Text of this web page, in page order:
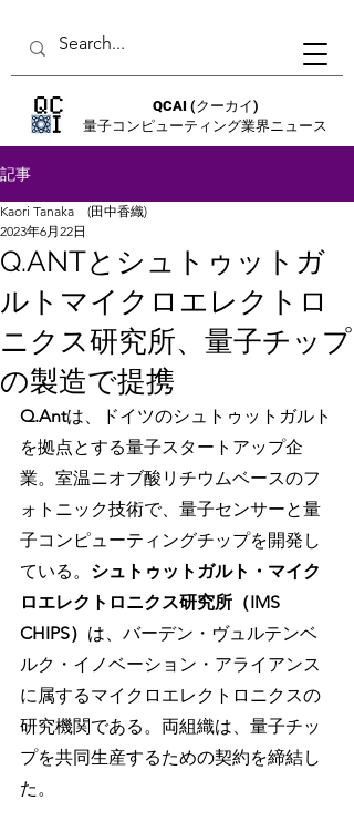
QCAI (クーカイ)
量子コンピューティング業界ニュース
記事
Q.ANTとシュトゥットガ
ルトマイクロエレクトロ
ニクス研究所、量子チップ
の製造で提携
Kaori Tanaka (田中香織)
2023年6月22日
Q.Antは、ドイツのシュトゥットガルト
を拠点とする量子スタートアップ企
業。室温ニオブ酸リチウムベースのフ
ォトニック技術で、量子センサーと量
子コンピューティングチップを開発し
ている。 シュトゥットガルト・マイク
ロエレクトロニクス研究所（IMS
CHIPS） は、バーデン・ヴュルテンベ
ルク・イノベーション・アライアンス
に属するマイクロエレクトロニクスの
研究機関である。両組織は、量子チッ
プを共同生産するための契約を締結し
た。